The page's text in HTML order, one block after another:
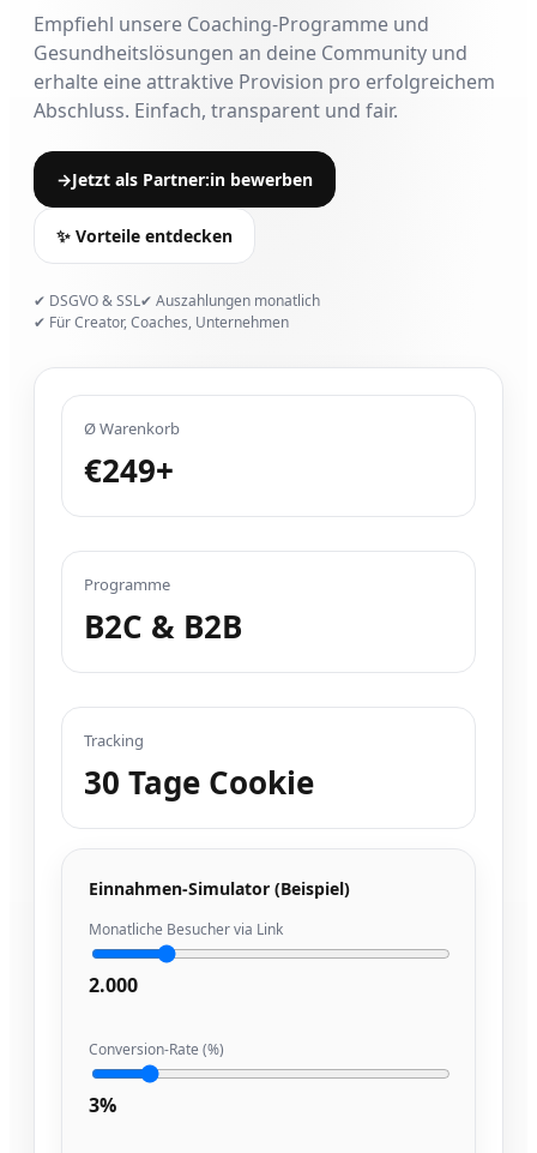
Empfiehl unsere Coaching-Programme und
Gesundheitslösungen an deine Community und
erhalte eine attraktive Provision pro erfolgreichem
Abschluss. Einfach, transparent und fair.
→Jetzt als Partner:in bewerben
✨ Vorteile entdecken
✔ DSGVO & SSL✔ Auszahlungen monatlich
✔ Für Creator, Coaches, Unternehmen
Ø Warenkorb
€249+
Programme
B2C & B2B
Tracking
30 Tage Cookie
Einnahmen-Simulator (Beispiel)
Monatliche Besucher via Link
2.000
Conversion-Rate (%)
3%